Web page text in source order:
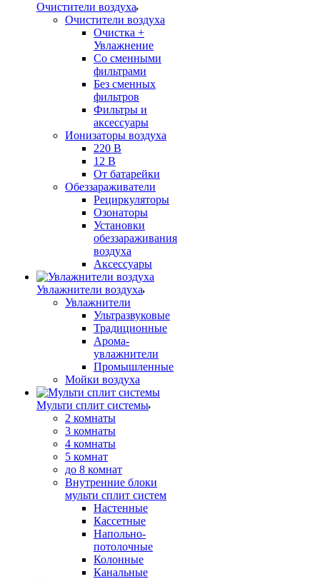
Очистители воздуха
Очистители воздуха
Очистка +
Увлажнение
Cо сменными
фильтрами
Без сменных
фильтров
Фильтры и
аксессуары
Ионизаторы воздуха
220 В
12 В
От батарейки
Обеззараживатели
Рециркуляторы
Озонаторы
Установки
обеззараживания
воздуха
Аксессуары
Увлажнители воздуха
Увлажнители
Ультразвуковые
Традиционные
Арома-
увлажнители
Промышленные
Мойки воздуха
Мульти сплит системы
2 комнаты
3 комнаты
4 комнаты
5 комнат
до 8 комнат
Внутренние блоки
мульти сплит систем
Настенные
Кассетные
Напольно-
потолочные
Колонные
Канальные